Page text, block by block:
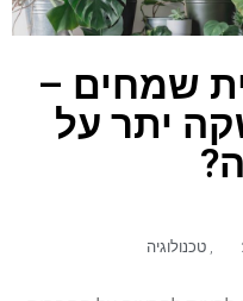
שמחים –
יתר על
טכנולוגיה